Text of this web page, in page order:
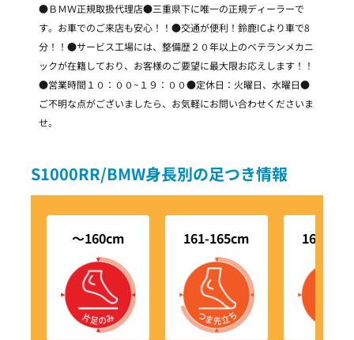
●ＢＭＷ正規取扱代理店●三重県下に唯一の正規ディーラーで
す。お車でのご来店も安心！！●交通が便利！鈴鹿ICより車で8
分！！●サービス工場には、整備歴２０年以上のベテランメカニ
ックが在籍しており、お客様のご要望に最大限お応えします！！
●営業時間１０：００~１９：００●定休日：火曜日、水曜日●
ご不明な点がございましたら、お気軽にお問い合わせくださいま
せ。
S1000RR/BMW身長別の足つき情報
～160cm 161-165cm 166-